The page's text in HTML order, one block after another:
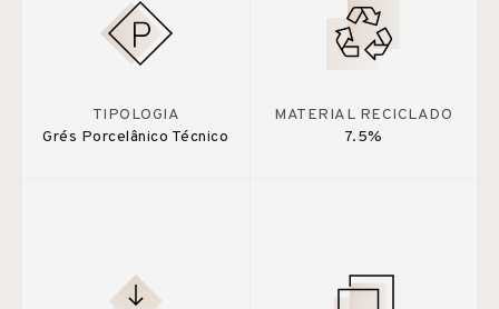
TIPOLOGIA
Grés Porcelânico Técnico
MATERIAL RECICLADO
7.5%